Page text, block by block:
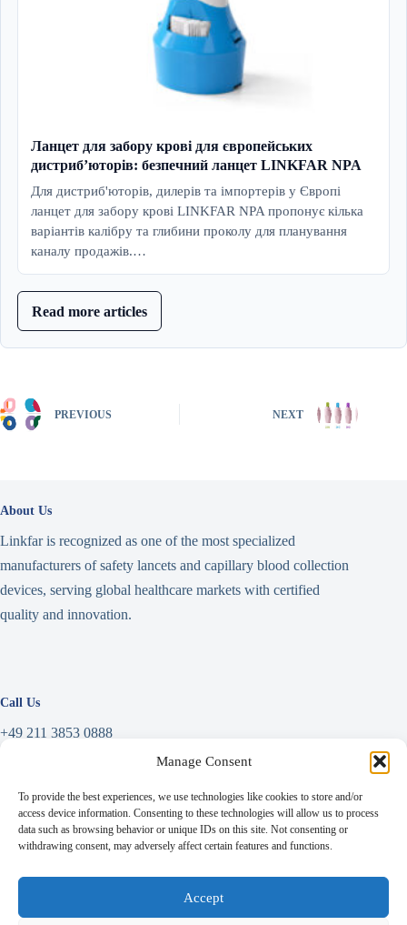
Manage Consent
To provide the best experiences, we use technologies like cookies to store and/or
access device information. Consenting to these technologies will allow us to process
data such as browsing behavior or unique IDs on this site. Not consenting or
withdrawing consent, may adversely affect certain features and functions.
Accept
Ланцет для забору крові для європейських
дистриб’юторів: безпечний ланцет LINKFAR NPA
Для дистриб'юторів, дилерів та імпортерів у Європі
ланцет для забору крові LINKFAR NPA пропонує кілька
варіантів калібру та глибини проколу для планування
каналу продажів.…
Read more articles
PREVIOUS NEXT
About Us
Linkfar is recognized as one of the most specialized
manufacturers of safety lancets and capillary blood collection
devices, serving global healthcare markets with certified
quality and innovation.
Call Us
+49 211 3853 0888
info@linkfar.de
Niederrheinstraße 71,